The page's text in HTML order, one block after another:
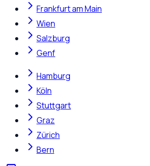
Frankfurt am Main
Wien
Salzburg
Genf
Hamburg
Köln
Stuttgart
Graz
Zürich
Bern